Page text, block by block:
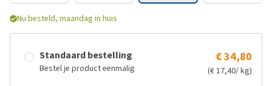
Nu besteld, maandag in huis
Standaard bestelling
Bestel je product eenmalig
€ 34,80
(€ 17,40/ kg)